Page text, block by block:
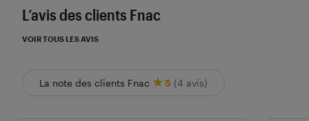
L’avis des clients Fnac
VOIR TOUS LES AVIS
La note des clients Fnac 5 (4 avis)